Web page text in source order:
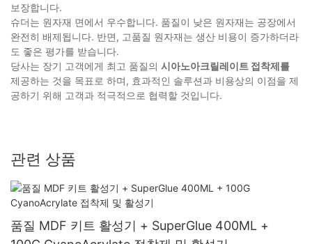
보장합니다.
슈더는 원자재 면에서 우수합니다. 품질이 낮은 원자재는 공장에서
완전히 배제됩니다. 반면, 고품질 원자재는 생산 비용이 증가하더라
도 좋은 평가를 받습니다.
당사는 장기 고객에게 최고 품질의 시아노아크릴레이트 접착제를
제공하는 것을 목표로 하며, 효과적인 솔루션과 비용상의 이점을 제
공하기 위해 고객과 적극적으로 협력할 것입니다.
관련 상품
품질 MDF 키트 활성기 + SuperGlue 400ML +